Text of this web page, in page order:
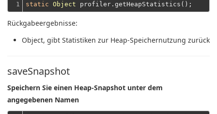
1 static Object
Rückgabeergebnisse:
Object, gibt Statistiken zur Heap-Speichernutzung zurück
saveSnapshot
Speichern Sie einen Heap-Snapshot unter dem
angegebenen Namen